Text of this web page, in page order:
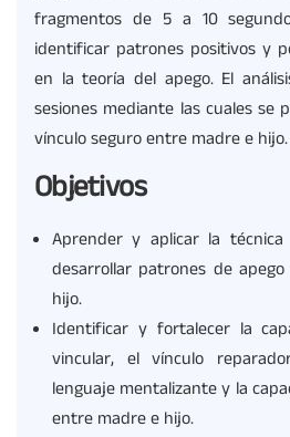
fragmentos de 5 a 10
identificar patrones positivos y
en la teoría del apego. El
sesiones mediante las cuales se
vínculo seguro entre madre e hijo.
Objetivos
Aprender y aplicar la técnica
desarrollar patrones de
hijo.
Identificar y fortalecer la
vincular, el vínculo
lenguaje mentalizante y la
entre madre e hijo.